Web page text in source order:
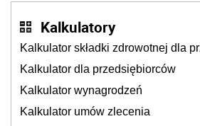
Kalkulatory
Kalkulator składki zdrowotnej dla
Kalkulator dla przedsiębiorców
Kalkulator wynagrodzeń
Kalkulator umów zlecenia